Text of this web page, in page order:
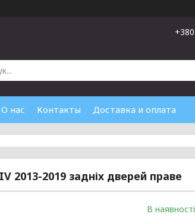
О нас Контакты Доставка и оплата
2013-2019 задніх дверей праве
В наявності